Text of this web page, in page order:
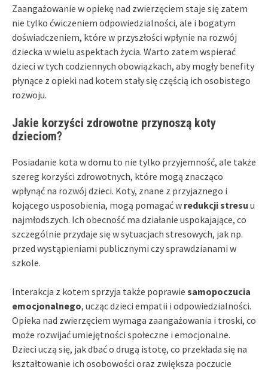
Zaangażowanie w opiekę nad zwierzęciem staje się zatem
nie tylko ćwiczeniem odpowiedzialności, ale i bogatym
doświadczeniem, które w przyszłości wpłynie na rozwój
dziecka w wielu aspektach życia. Warto zatem wspierać
dzieci w tych codziennych obowiązkach, aby mogły benefity
płynące z opieki nad kotem stały się częścią ich osobistego
rozwoju.
Jakie korzyści zdrowotne przynoszą koty
dzieciom?
Posiadanie kota w domu to nie tylko przyjemność, ale także
szereg korzyści zdrowotnych, które mogą znacząco
wpłynąć na rozwój dzieci. Koty, znane z przyjaznego i
kojącego usposobienia, mogą pomagać w redukcji stresu u
najmłodszych. Ich obecność ma działanie uspokajające, co
szczególnie przydaje się w sytuacjach stresowych, jak np.
przed wystąpieniami publicznymi czy sprawdzianami w
szkole.
Interakcja z kotem sprzyja także poprawie samopoczucia
emocjonalnego, ucząc dzieci empatii i odpowiedzialności.
Opieka nad zwierzęciem wymaga zaangażowania i troski, co
może rozwijać umiejętności społeczne i emocjonalne.
Dzieci uczą się, jak dbać o drugą istotę, co przekłada się na
kształtowanie ich osobowości oraz zwiększa poczucie